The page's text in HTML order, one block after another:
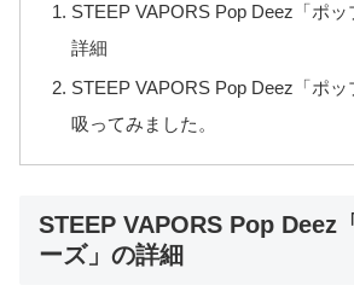
STEEP VAPORS Pop Deez「ポ
詳細
STEEP VAPORS Pop Deez「ポ
吸ってみました。
STEEP VAPORS Pop Deez
ーズ」の詳細